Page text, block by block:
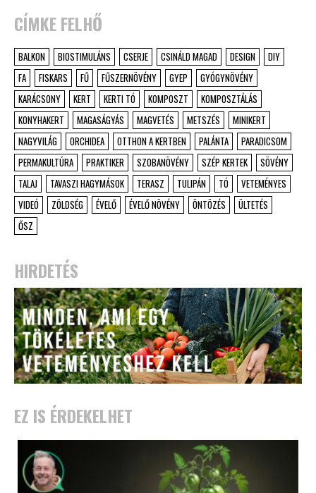
CÍMKE FELHŐ
BALKON BIOSTIMULÁNS CSERJE CSINÁLD MAGAD DESIGN
DIY
FA
FISKARS FŰ FŰSZERNÖVÉNY GYEP
GYÓGYNÖVÉNY
KARÁCSONY
KERT KERTI TÓ KOMPOSZT
KOMPOSZTÁLÁS
KONYHAKERT
MAGASÁGYÁS MAGVETÉS METSZÉS
MINIKERT
NAGYVILÁG
ORCHIDEA OTTHON A KERTBEN PALÁNTA
PARADICSOM
PERMAKULTÚRA
PRAKTIKER SZOBANÖVÉNY SZÉP KERTEK
SÖVÉNY
TALAJ
TAVASZI HAGYMÁSOK TERASZ TULIPÁN TÓ
VETEMÉNYES
VIDEÓ
ZÖLDSÉG ÉVELŐ ÉVELŐ NÖVÉNY ÖNTÖZÉS
ÜLTETÉS
ŐSZ
HIRDETÉS
EZ IS ÉRDEKELHET